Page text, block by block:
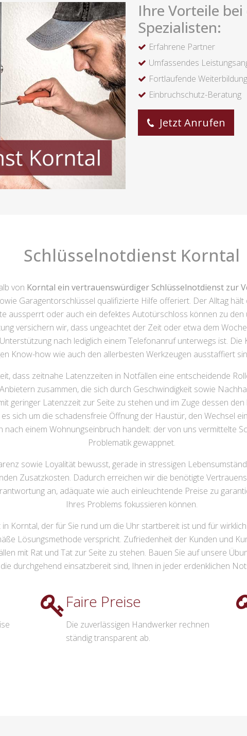
Ihre Vorteile
Spezialisten:
Erfahrene Partner
Umfassendes
Fortlaufende Weiterbildung
Einbruchschutz-Beratung
Jetzt Anrufen
Schlüsselnotdienst Korntal
von Korntal ein vertrauenswürdiger Schlüsselnotdienst zur
Garagentorschlüssel qualifizierte Hilfe offeriert. Der Alltag
aussperrt oder auch ein defektes Autotürschloss können zu
versichern wir, dass ungeachtet der Zeit oder etwa dem
nach lediglich einem Telefonanruf unterwegs ist.
Know-how wie auch den allerbesten Werkzeugen ausstaffiert
dass zeitnahe Latenzzeiten in Notfällen eine entscheidende
zusammen, die sich durch Geschwindigkeit sowie
geringer Latenzzeit zur Seite zu stehen und im Zuge dessen
sich um die schadensfreie Öffnung der Haustür, den Wechsel
einem Wohnungseinbruch handelt: der von uns vermittelte
Problematik gewappnet.
sowie Loyalität bewusst, gerade in stressigen
Zusatzkosten. Dadurch erreichen wir die benötigte
an, adäquate wie auch einleuchtende Preise zu
Ihres Problems fokussieren können.
Korntal, der für Sie rund um die Uhr startbereit ist und für
Lösungsmethode verspricht. Zufriedenheit der Kunden und
mit Rat und Tat zur Seite zu stehen. Bauen Sie auf unsere
durchgehend einsatzbereit sind, Ihnen in jeder erdenklichen
Faire Preise
Die zuverlässigen Handwerker rechnen
ständig transparent ab.